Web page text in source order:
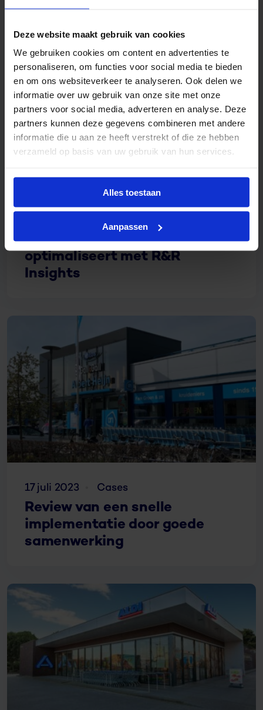
Deze website maakt gebruik van cookies
We gebruiken cookies om content en advertenties te
personaliseren, om functies voor social media te bieden
en om ons websiteverkeer te analyseren. Ook delen we
informatie over uw gebruik van onze site met onze
partners voor social media, adverteren en analyse. Deze
partners kunnen deze gegevens combineren met andere
informatie die u aan ze heeft verstrekt of die ze hebben
verzameld op basis van uw gebruik van hun services.
Alles toestaan
Aanpassen
Inzicht in efficiëntie: Hoe AH
Asten de winkelprestaties
optimaliseert met R&R
Insights
17 juli 2023 Cases
Review van een snelle
implementatie door goede
samenwerking